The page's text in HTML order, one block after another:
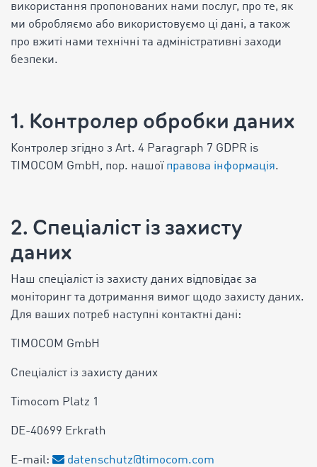
використання пропонованих нами послуг, про те, як
ми обробляємо або використовуємо ці дані, а також
про вжиті нами технічні та адміністративні заходи
безпеки.
1. Контролер обробки даних
Контролер згідно з Art. 4 Paragraph 7 GDPR is
TIMOCOM GmbH, пор. нашої правова інформація.
2. Спеціаліст із захисту
даних
Наш спеціаліст із захисту даних відповідає за
моніторинг та дотримання вимог щодо захисту даних.
Для ваших потреб наступні контактні дані:
TIMOCOM GmbH
Спеціаліст із захисту даних
Timocom Platz 1
DE-40699 Erkrath
E-mail: datenschutz@timocom.com